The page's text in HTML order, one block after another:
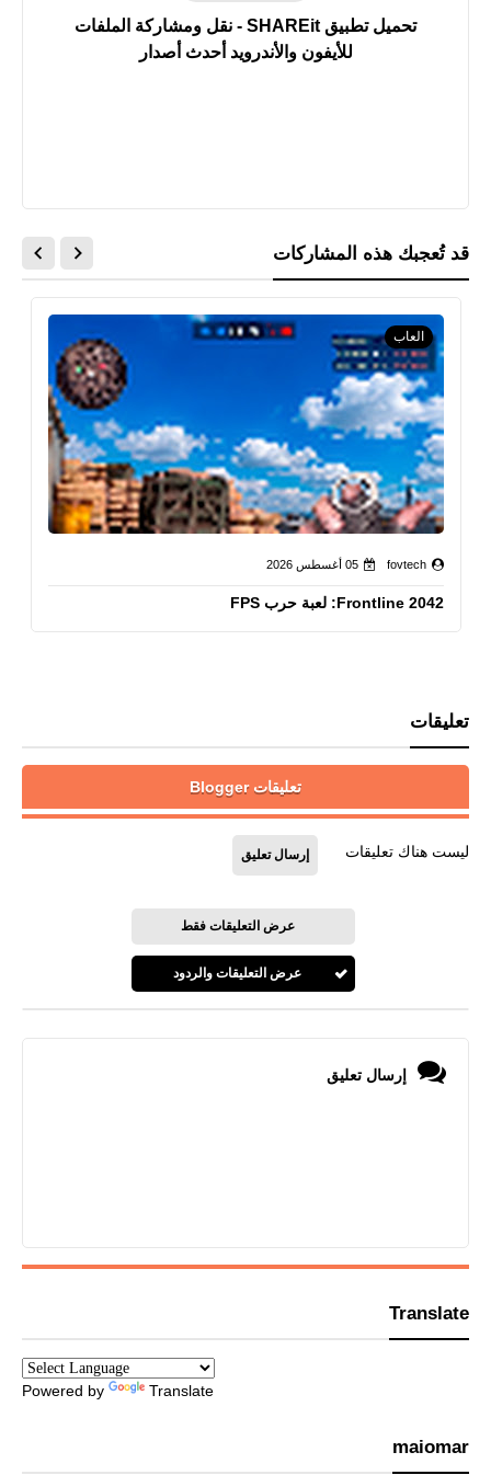
تحميل تطبيق SHAREit - نقل ومشاركة الملفات
للأيفون والأندرويد أحدث أصدار
قد تُعجبك هذه المشاركات
العاب
fovtech 05 أغسطس 2026
Frontline 2042: لعبة حرب FPS
تعليقات
تعليقات Blogger
ليست هناك تعليقات إرسال تعليق
عرض التعليقات فقط
عرض التعليقات والردود
إرسال تعليق
Translate
Powered by Translate
maiomar